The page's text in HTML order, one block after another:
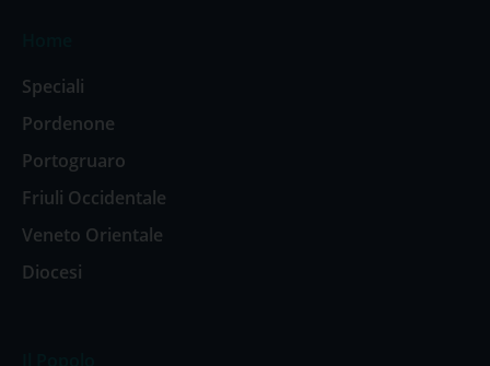
Speciali
Pordenone
Portogruaro
Friuli Occidentale
Veneto Orientale
Diocesi